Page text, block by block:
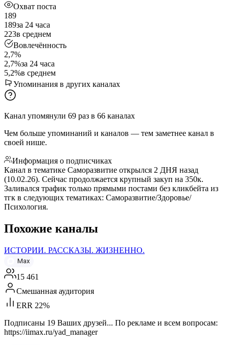
Охват поста
189
189за 24 часа
223в среднем
Вовлечённость
2,7%
2,7%за 24 часа
5,2%в среднем
Упоминания в других каналах
Канал упомянули 69 раз в 66 каналах
Чем больше упоминаний и каналов — тем заметнее канал в
своей нише.
Информация о подписчиках
Канал в тематике Саморазвитие открылся 2 ДНЯ назад
(10.02.26). Сейчас продолжается крупный закуп на 350к.
Заливался трафик только прямыми постами без кликбейта из
тгк в следующих тематиках: Саморазвитие/Здоровье/
Психология.
Похожие каналы
ИСТОРИИ. РАССКАЗЫ. ЖИЗНЕННО.
Max
15 461
Смешанная аудитория
ERR 22%
Подписаны 19 Ваших друзей... По рекламе и всем вопросам:
https://iimax.ru/yad_manager